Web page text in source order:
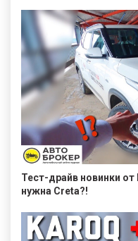
Тест-драйв новинки от
нужна Creta?!